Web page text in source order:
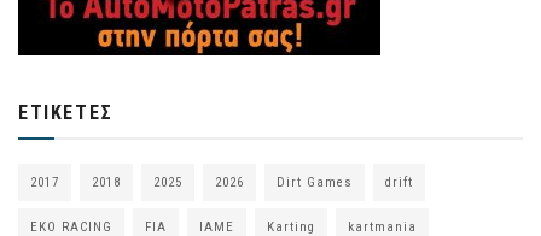
ΕΤΙΚΈΤΕΣ
2017 2018 2025 2026 Dirt Games drift
EKO RACING FIA IAME Karting kartmania